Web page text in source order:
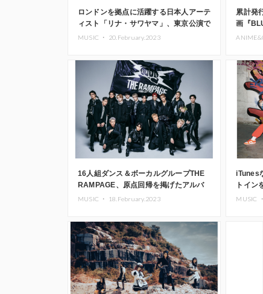
ロンドンを拠点に活躍する日本人アーテ
ィスト「リナ・サワヤマ」、東京公演で
サプライズ披露した宇多田ヒカル
MUSIC ・ 20.February.2023
累計発
画『
ALL
16人組ダンス＆ボーカルグループTHE
RAMPAGE、原点回帰を掲げたアルバ
ムリード曲「NO GRAVITY」MV公開
MUSIC ・ 18.February.2023
iTunes
トイン
グルー
MUSIC ・